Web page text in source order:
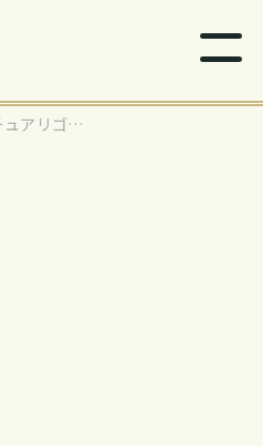
アリゴル